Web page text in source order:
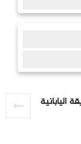
اليابانية